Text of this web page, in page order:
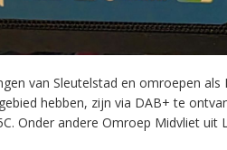
van Sleutelstad en omroepen
hebben, zijn via DAB+ te
Onder andere Omroep Midvliet